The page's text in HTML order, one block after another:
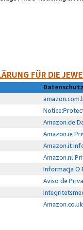
FÜR DIE
Amazon.de
Amazon.ie
Amazon.it
Amazon.nl
Informacja O
Aviso de